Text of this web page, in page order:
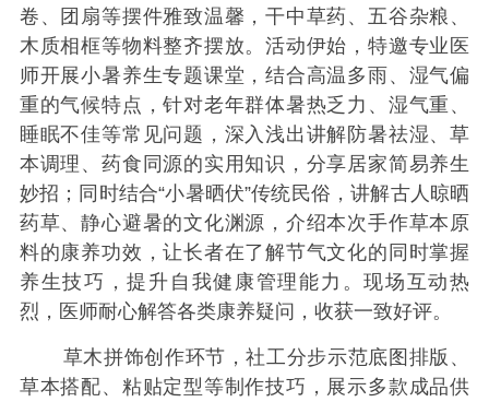
卷、团扇等摆件雅致温馨，干中草药、五谷杂粮、
木质相框等物料整齐摆放。活动伊始，特邀专业医
师开展小暑养生专题课堂，结合高温多雨、湿气偏
重的气候特点，针对老年群体暑热乏力、湿气重、
睡眠不佳等常见问题，深入浅出讲解防暑祛湿、草
本调理、药食同源的实用知识，分享居家简易养生
妙招；同时结合“小暑晒伏”传统民俗，讲解古人晾晒
药草、静心避暑的文化渊源，介绍本次手作草本原
料的康养功效，让长者在了解节气文化的同时掌握
养生技巧，提升自我健康管理能力。现场互动热
烈，医师耐心解答各类康养疑问，收获一致好评。
草木拼饰创作环节，社工分步示范底图排版、
草本搭配、粘贴定型等制作技巧，展示多款成品供